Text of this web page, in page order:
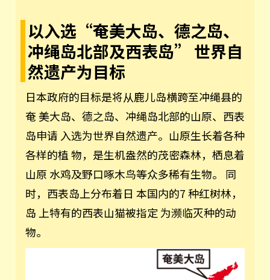
以入选“奄美大岛、德之岛、
冲绳岛北部及西表岛” 世界自
然遗产为目标
日本政府的目标是将从鹿儿岛横跨至冲绳县的
奄 美大岛、德之岛、冲绳岛北部的山原、西表
岛申请 入选为世界自然遗产。山原生长着各种
各样的植 物，是生机盎然的茂密森林，栖息着
山原 水鸡及野口啄木鸟等众多稀有生物。 同
时，西表岛上分布着日 本国内的7 种红树林，
岛 上特有的西表山猫被指定 为濒临灭种的动
物。